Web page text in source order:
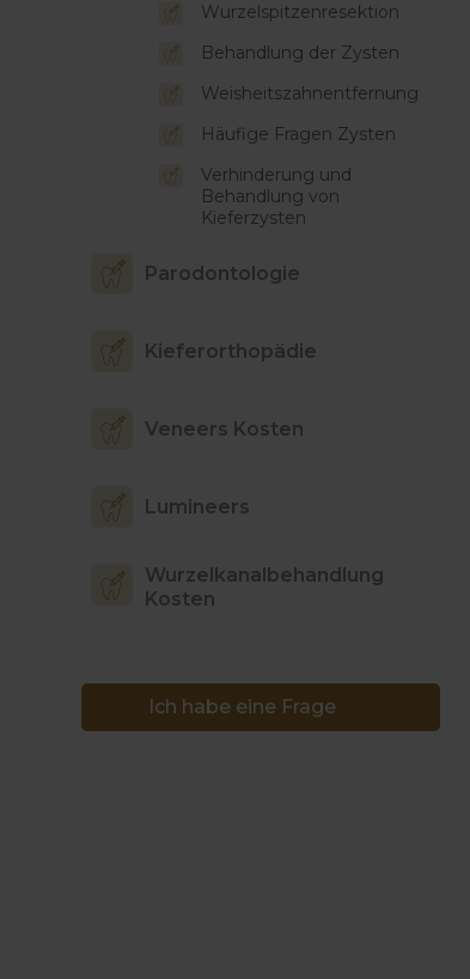
Wurzelspitzenresektion
Behandlung der Zysten
Weisheitszahnentfernung
Häufige Fragen Zysten
Verhinderung und
Behandlung von
Kieferzysten
Parodontologie
Kieferorthopädie
Veneers Kosten
Lumineers
Wurzelkanalbehandlung
Kosten
Ich habe eine Frage